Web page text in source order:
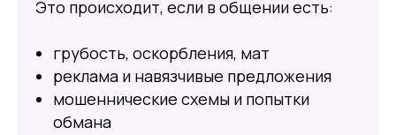
Это происходит, если в общении есть:
грубость, оскорбления, мат
реклама и навязчивые предложения
мошеннические схемы и попытки
обмана